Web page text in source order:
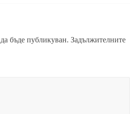
бъде публикуван. Задължителните